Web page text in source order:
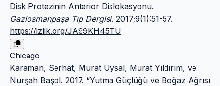
Disk Protezinin Anterior Dislokasyonu.
Gaziosmanpaşa Tıp Dergisi. 2017;9(1):51-57.
https://izlik.org/JA99KH45TU
Chicago
Karaman, Serhat, Murat Uysal, Murat Yıldırım, ve
Nurşah Başol. 2017. “Yutma Güçlüğü ve Boğaz Ağrısı